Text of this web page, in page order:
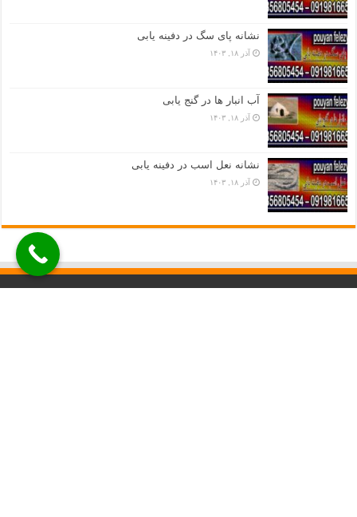
نشانه پای سگ در دفینه یابی
آذر ۱۸, ۱۴۰۳
آب انبار ها در گنج یابی
آذر ۱۸, ۱۴۰۳
نشانه نعل اسب در دفینه یابی
آذر ۱۸, ۱۴۰۳